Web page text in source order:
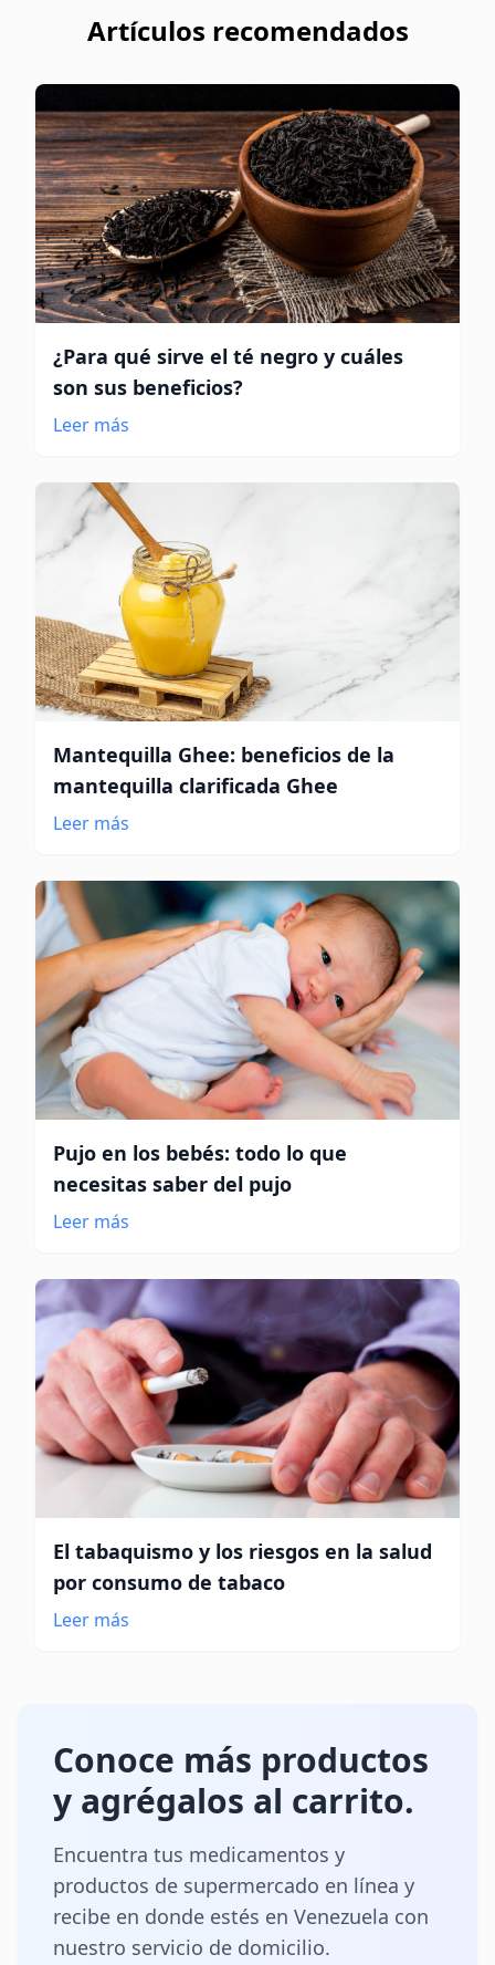
Artículos recomendados
¿Para qué sirve el té negro y cuáles
son sus beneficios?
Leer más
Mantequilla Ghee: beneficios de la
mantequilla clarificada Ghee
Leer más
Pujo en los bebés: todo lo que
necesitas saber del pujo
Leer más
El tabaquismo y los riesgos en la salud
por consumo de tabaco
Leer más
Conoce más productos
y agrégalos al carrito.
Encuentra tus medicamentos y
productos de supermercado en línea y
recibe en donde estés en Venezuela con
nuestro servicio de domicilio.